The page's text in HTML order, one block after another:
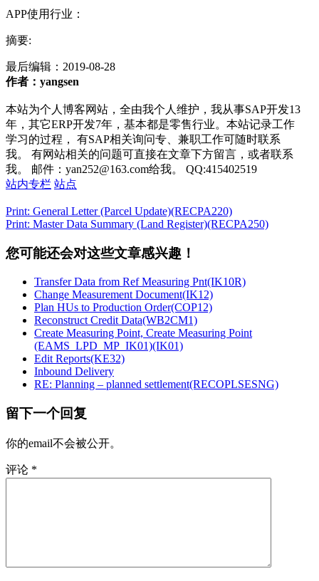
APP使用行业：
摘要:
最后编辑： 2019-08-28
作者：yangsen
本站为个人博客网站，全由我个人维护，我从事SAP开发13
年，其它ERP开发7年，基本都是零售行业。本站记录工作
学习的过程， 有SAP相关询问专、兼职工作可随时联系
我。 有网站相关的问题可直接在文章下方留言，或者联系
我。 邮件：yan252@163.com给我。 QQ:415402519
站内专栏 站点
Print: General Letter (Parcel Update)(RECPA220)
Print: Master Data Summary (Land Register)(RECPA250)
您可能还会对这些文章感兴趣！
Transfer Data from Ref Measuring Pnt(IK10R)
Change Measurement Document(IK12)
Plan HUs to Production Order(COP12)
Reconstruct Credit Data(WB2CM1)
Create Measuring Point, Create Measuring Point
(EAMS_LPD_MP_IK01)(IK01)
Edit Reports(KE32)
Inbound Delivery
RE: Planning – planned settlement(RECOPLSESNG)
留下一个回复
你的email不会被公开。
评论 *